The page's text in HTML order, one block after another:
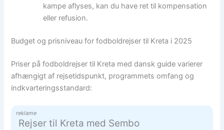
kampe aflyses, kan du have ret til kompensation
eller refusion.
Budget og prisniveau for fodboldrejser til Kreta i 2025
Priser på fodboldrejser til Kreta med dansk guide varierer
afhængigt af rejsetidspunkt, programmets omfang og
indkvarteringsstandard:
reklame
Rejser til Kreta med Sembo